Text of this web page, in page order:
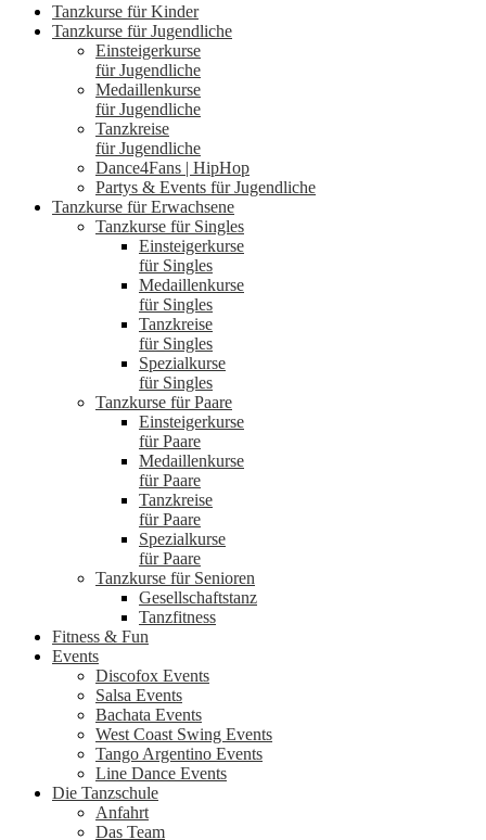
Tanzkurse für Kinder
Tanzkurse für Jugendliche
Einsteigerkurse
für Jugendliche
Medaillenkurse
für Jugendliche
Tanzkreise
für Jugendliche
Dance4Fans | HipHop
Partys & Events für Jugendliche
Tanzkurse für Erwachsene
Tanzkurse für Singles
Einsteigerkurse
für Singles
Medaillenkurse
für Singles
Tanzkreise
für Singles
Spezialkurse
für Singles
Tanzkurse für Paare
Einsteigerkurse
für Paare
Medaillenkurse
für Paare
Tanzkreise
für Paare
Spezialkurse
für Paare
Tanzkurse für Senioren
Gesellschaftstanz
Tanzfitness
Fitness & Fun
Events
Discofox Events
Salsa Events
Bachata Events
West Coast Swing Events
Tango Argentino Events
Line Dance Events
Die Tanzschule
Anfahrt
Das Team